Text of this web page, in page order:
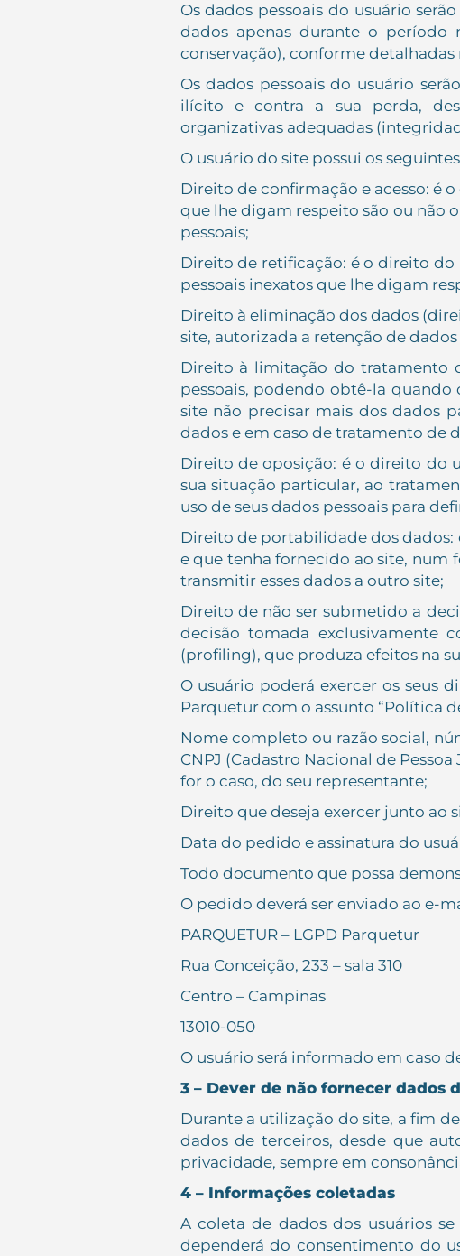
Os dados pessoais do usuário
dados apenas durante o período
conservação), conforme detalhadas
Os dados pessoais do usuário
ilícito e contra a sua perda,
organizativas adequadas
O usuário do site possui os
Direito de confirmação e acesso: é
que lhe digam respeito são ou não
pessoais;
Direito de retificação: é o direito
pessoais inexatos que lhe digam
Direito à eliminação dos dados
site, autorizada a retenção de dados
Direito à limitação do tratamento
pessoais, podendo obtê-la
site não precisar mais dos dados
dados e em caso de tratamento de
Direito de oposição: é o direito do
sua situação particular, ao
uso de seus dados pessoais para
Direito de portabilidade dos dados:
e que tenha fornecido ao site, num
transmitir esses dados a outro site;
Direito de não ser submetido a
decisão tomada exclusivamente
(profiling), que produza efeitos na
O usuário poderá exercer os seus
Parquetur com o assunto “Política
Nome completo ou razão social,
CNPJ (Cadastro Nacional de
for o caso, do seu representante;
Direito que deseja exercer junto ao
Data do pedido e assinatura do
Todo documento que possa
O pedido deverá ser enviado ao e-
PARQUETUR – LGPD Parquetur
Rua Conceição, 233 – sala 310
Centro – Campinas
13010-050
O usuário será informado em caso
3 – Dever de não fornecer dados
Durante a utilização do site, a fim
dados de terceiros, desde que
privacidade, sempre em
4 – Informações coletadas
A coleta de dados dos usuários
dependerá do consentimento do